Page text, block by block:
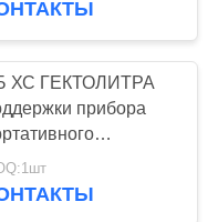
ХС ГЕКТОЛИТРА
прибора
твердости
стали/